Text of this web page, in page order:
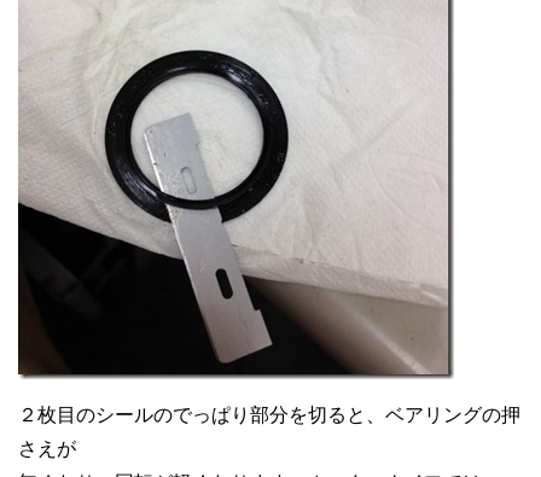
２枚目のシールのでっぱり部分を切ると、ベアリングの押
さえが